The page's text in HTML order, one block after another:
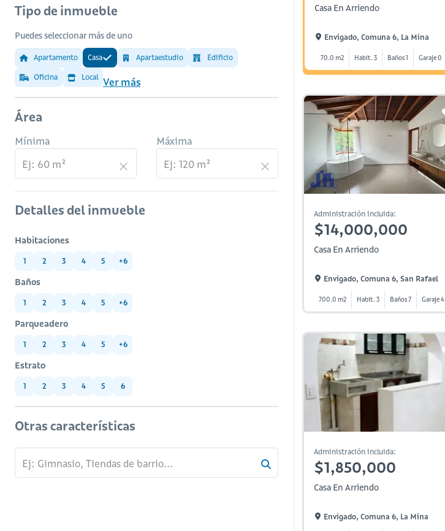
Tipo de inmueble
Puedes seleccionar más de uno
Apartamento Casa Apartaestudio Edificio
Oficina Local Ver más
Área
Mínima Máxima
Detalles del inmueble
Habitaciones
1 2 3 4 5 +6
Baños
1 2 3 4 5 +6
Parqueadero
1 2 3 4 5 +6
Estrato
1 2 3 4 5 6
Otras características
Casa En Arriendo
Envigado, Comuna 6, La Mina
70.0 m2 Habit. 3 Baños 1 Garaje 0
Administración incluida:
$14,000,000
Casa En Arriendo
Envigado, Comuna 6, San Rafael
700.0 m2 Habit. 3 Baños 7 Garaje 4
Administración incluida:
$1,850,000
Casa En Arriendo
Envigado, Comuna 6, La Mina